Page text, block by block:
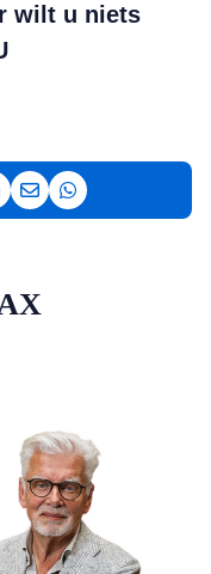
wilt u niets
Facebook
op LinkedIn
Deel via e-mail
Deel via